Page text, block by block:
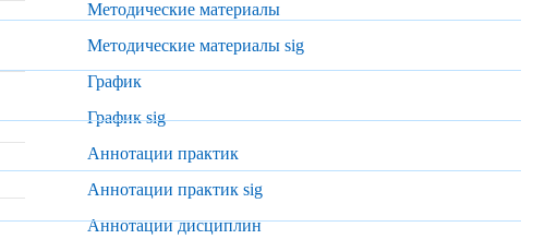
Методические материалы
Методические материалы sig
График
График sig
Аннотации практик
Аннотации практик sig
Аннотации дисциплин